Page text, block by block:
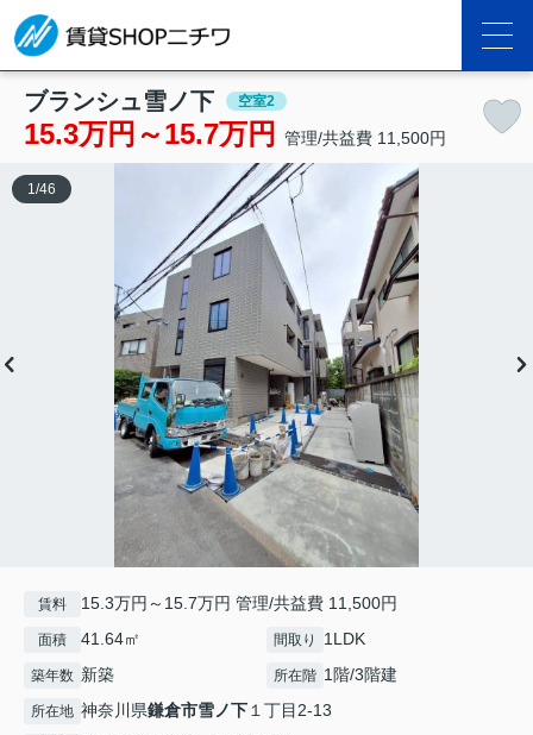
ブランシュ雪ノ下 空室2
15.3万円～15.7万円 管理/共益費 11,500円
1 /46
賃料 15.3万円～15.7万円 管理/共益費 11,500円
面積 41.64㎡ 間取り 1LDK
築年数 新築 所在階 1階/3階建
所在地 神奈川県鎌倉市雪ノ下 １丁目2-13